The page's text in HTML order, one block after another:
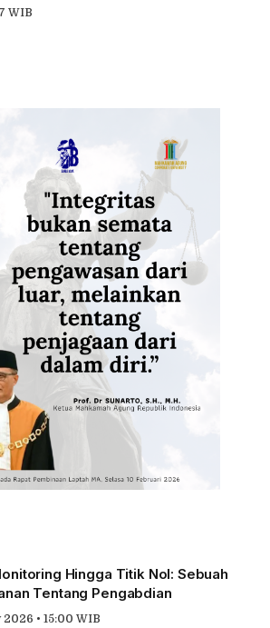
WIB
Hingga Titik Nol: Sebuah
Tentang Pengabdian
• 15:00 WIB